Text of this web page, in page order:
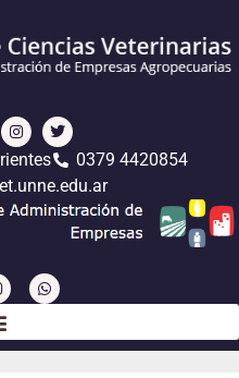
0379 4420854